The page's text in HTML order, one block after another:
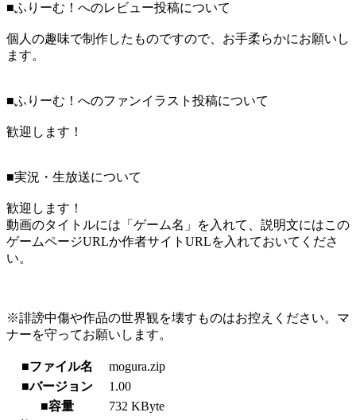
■ふりーむ！へのレビュー投稿について
個人の趣味で制作したものですので、お手柔らかにお願いし
ます。
■ふりーむ！へのファンイラスト投稿について
歓迎します！
■実況・生放送について
歓迎します！
動画のタイトルには「ゲーム名」を入れて、説明文にはこの
ゲームページURLか作者サイトURLを入れておいてくださ
い。
※誹謗中傷や作品の世界観を壊すものはお控えください。マ
ナーを守ってお願いします。
■ファイル名
mogura.zip
■バージョン
1.00
■容量
732 KByte